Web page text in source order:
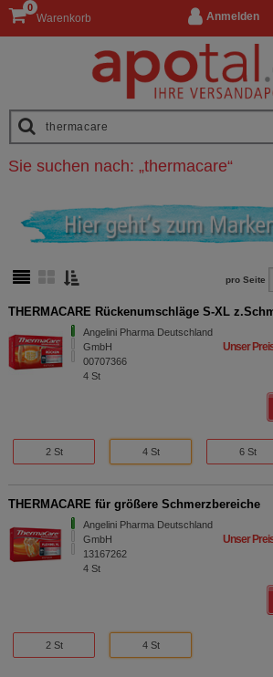
Anmelden
Warenkorb
0
Sie suchen nach: „thermacare“
pro Seite
THERMACARE Rückenumschläge S-XL
Angelini Pharma Deutschland
GmbH
00707366
4 St
Unser
2 St 4 St 6 St
THERMACARE für größere Schmerzbereiche
Angelini Pharma Deutschland
GmbH
13167262
4 St
Unser
2 St 4 St